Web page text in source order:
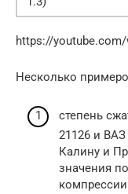
https://youtube.com/
Несколько
степень
21126 и ВАЗ
Калину и
значения